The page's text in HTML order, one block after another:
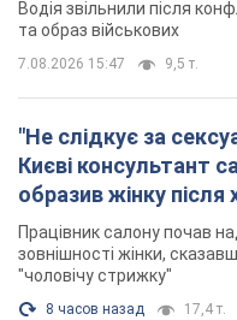
Водія звільнили після
та образ військових
7.08.2026 15:47 9,5 т.
"Не слідкує за
Києві консультант
образив жінку після
розгорівся
Працівник салону почав
зовнішності жінки,
"чоловічу стрижку"
8 часов назад 17,4 т.